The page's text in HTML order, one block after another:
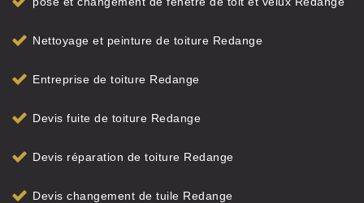
Nettoyage et peinture de toiture Redange
Entreprise de toiture Redange
Devis fuite de toiture Redange
Devis réparation de toiture Redange
Devis changement de tuile Redange